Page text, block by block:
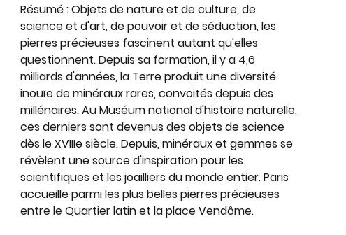
Résumé:Objets de nature et de culture, de
science et d'art, de pouvoir et de séduction, les
pierres précieuses fascinent autant qu'elles
questionnent. Depuis sa formation, il y a 4,6
milliards d'années, la Terre produit une diversité
inouïe de minéraux rares, convoités depuis des
millénaires. Au Muséum national d'histoire naturelle,
ces derniers sont devenus des objets de science
dès le XVIIIe siècle. Depuis, minéraux et gemmes se
révèlent une source d'inspiration pour les
scientifiques et les joailliers du monde entier. Paris
accueille parmi les plus belles pierres précieuses
entre le Quartier latin et la place Vendôme.